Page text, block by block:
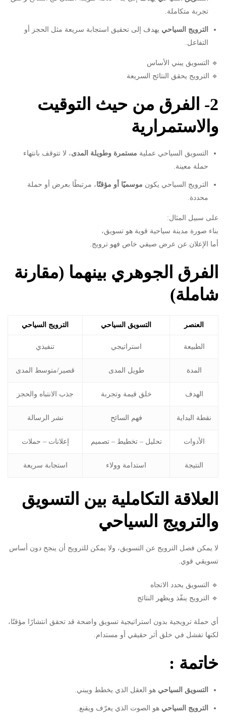
تجربة متكاملة.
الترويج السياحي يهدف إلى تحقيق استجابة سريعة مثل الحجز أو
التفاعل.
🔹 التسويق يبني الأساس
🔹 الترويج يحقق النتائج السريعة
2- الفرق من حيث التوقيت
والاستمرارية
التسويق السياحي عملية مستمرة وطويلة المدى، لا تتوقف بانتهاء
حملة معينة.
الترويج السياحي يكون موسميًا أو مؤقتًا، مرتبطًا بعرض أو حملة
محددة.
على سبيل المثال:
بناء صورة مدينة سياحية قوية هو تسويق،
أما الإعلان عن عرض صيفي خاص فهو ترويج.
الفرق الجوهري بينهما (مقارنة
شاملة)
العنصر التسويق السياحي الترويج السياحي
الطبيعة استراتيجي تنفيذي
المدة طويل المدى قصير/متوسط المدى
الهدف خلق قيمة وتجربة جذب الانتباه والحجز
نقطة البداية فهم السائح نشر الرسالة
الأدوات تحليل – تخطيط – تصميم إعلانات – حملات
النتيجة استدامة وولاء استجابة سريعة
العلاقة التكاملية بين التسويق
والترويج السياحي
لا يمكن فصل الترويج عن التسويق، ولا يمكن للترويج أن ينجح دون أساس
تسويقي قوي.
🔹 التسويق يحدد الاتجاه
🔹 الترويج ينفّذ ويظهر النتائج
أي حملة ترويجية بدون استراتيجية تسويق واضحة قد تحقق انتشارًا مؤقتًا،
لكنها تفشل في خلق أثر حقيقي أو مستدام.
خاتمة :
التسويق السياحي هو العقل الذي يخطط ويبني.
الترويج السياحي هو الصوت الذي يعرّف ويقنع.